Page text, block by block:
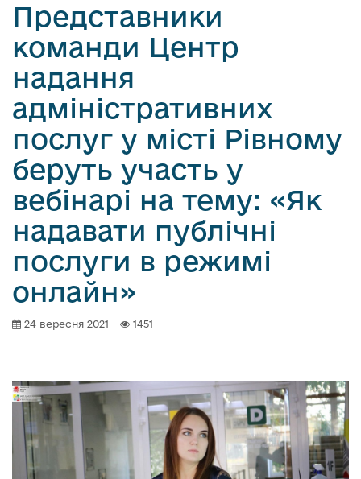
Представники
команди Центр
надання
адміністративних
послуг у місті Рівному
беруть участь у
вебінарі на тему: «Як
надавати публічні
послуги в режимі
онлайн»
24 вересня 2021 1451